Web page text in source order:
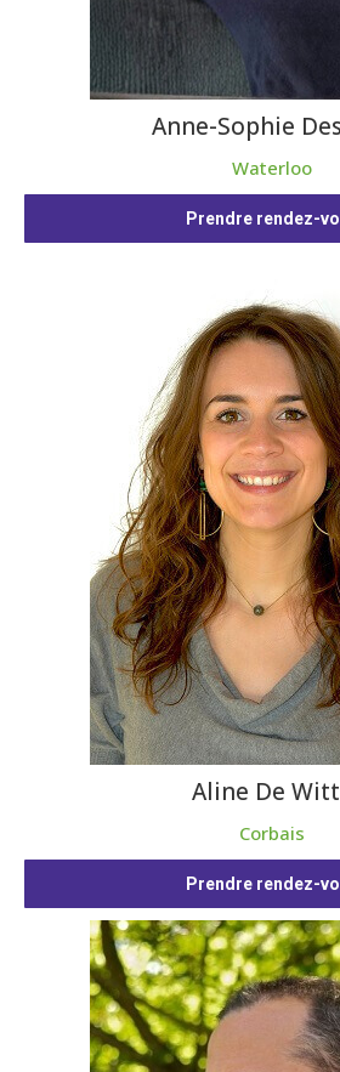
Anne-Sophie
Waterloo
Prendre rendez-
Aline De
Corbais
Prendre rendez-